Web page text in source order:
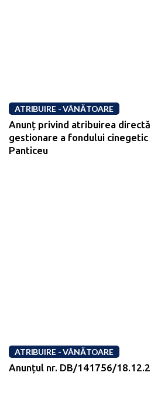
ATRIBUIRE - VÂNĂTOARE
Anunț privind atribuirea
gestionare a fondului cinegetic
Panticeu
ATRIBUIRE - VÂNĂTOARE
Anunțul nr. DB/141756/